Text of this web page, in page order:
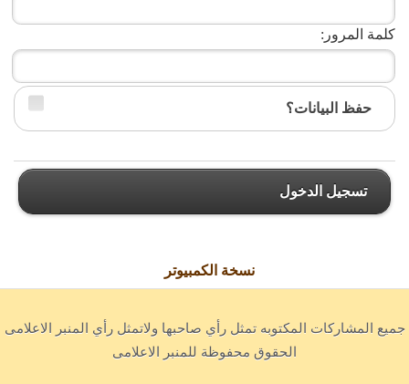
كلمة المرور:
حفظ البيانات؟
تسجيل الدخول
نسخة الكمبيوتر
جميع المشاركات المكتوبه تمثل رأي صاحبها ولاتمثل رأي المنبر الاعلامى
الحقوق محفوظة للمنبر الاعلامى